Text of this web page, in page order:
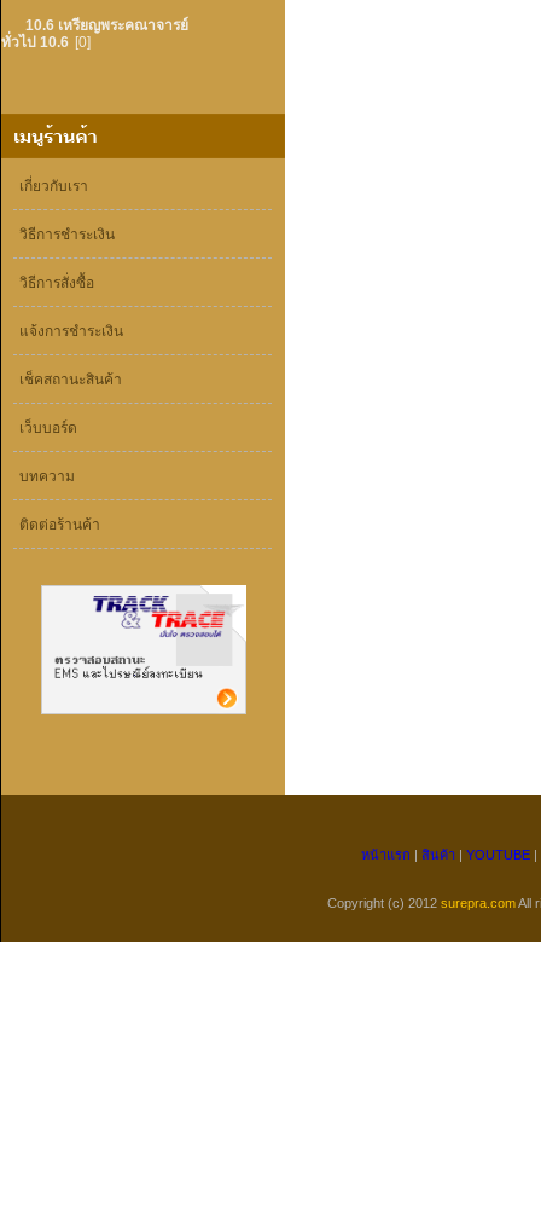
10.6 เหรียญพระคณาจารย์
ทั่วไป 10.6 [0]
เกี่ยวกับเรา
วิธีการชำระเงิน
วิธีการสั่งซื้อ
แจ้งการชำระเงิน
เช็คสถานะสินค้า
เว็บบอร์ด
บทความ
ติดต่อร้านค้า
หน้าแรก สินค้า YOUTUBE
Copyright (c) 2012 surepra.comAll